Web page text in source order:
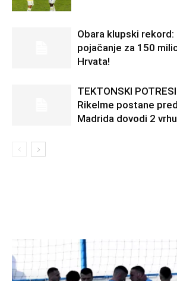
Obara klupski
pojačanje za 150
Hrvata!
TEKTONSKI
Rikelme postane
Madrida dovodi 2